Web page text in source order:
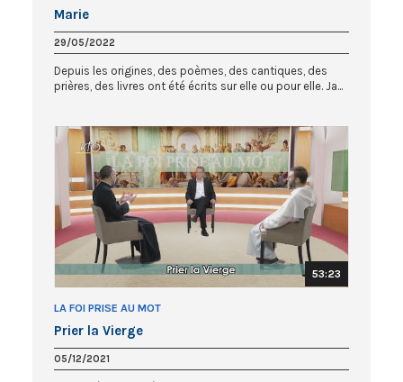
Marie
29/05/2022
Depuis les origines, des poèmes, des cantiques, des
prières, des livres ont été écrits sur elle ou pour elle. Ja...
53:23
LA FOI PRISE AU MOT
Prier la Vierge
05/12/2021